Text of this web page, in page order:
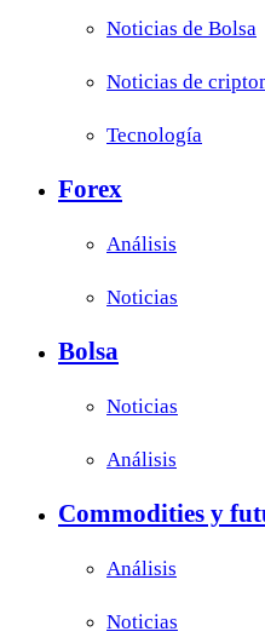
Noticias de Bolsa
Noticias de
Tecnología
Forex
Análisis
Noticias
Bolsa
Noticias
Análisis
Commodities y
Análisis
Noticias